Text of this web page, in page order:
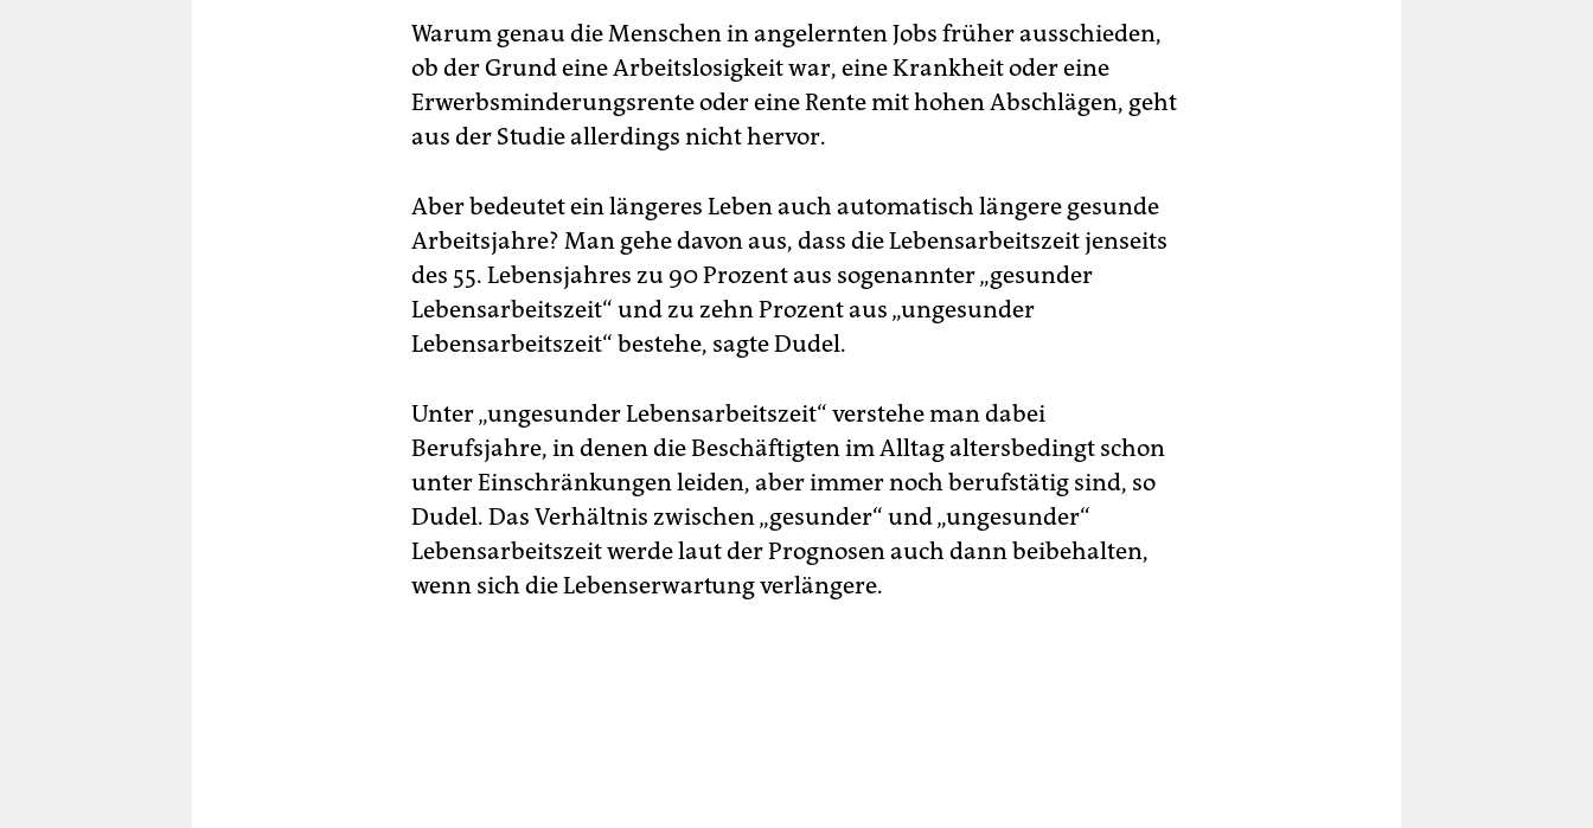
Warum genau die Menschen in angelernten Jobs früher ausschieden,
ob der Grund eine Arbeitslosigkeit war, eine Krankheit oder eine
Erwerbsminderungsrente oder eine Rente mit hohen Abschlägen, geht
aus der Studie allerdings nicht hervor.
Aber bedeutet ein längeres Leben auch automatisch längere gesunde
Arbeitsjahre? Man gehe davon aus, dass die Lebensarbeitszeit jenseits
des 55. Lebensjahres zu 90 Prozent aus sogenannter „gesunder
Lebensarbeitszeit“ und zu zehn Prozent aus „ungesunder
Lebensarbeitszeit“ bestehe, sagte Dudel.
Unter „ungesunder Lebensarbeitszeit“ verstehe man dabei
Berufsjahre, in denen die Beschäftigten im Alltag altersbedingt schon
unter Einschränkungen leiden, aber immer noch berufstätig sind, so
Dudel. Das Verhältnis zwischen „gesunder“ und „ungesunder“
Lebensarbeitszeit werde laut der Prognosen auch dann beibehalten,
wenn sich die Lebenserwartung verlängere.